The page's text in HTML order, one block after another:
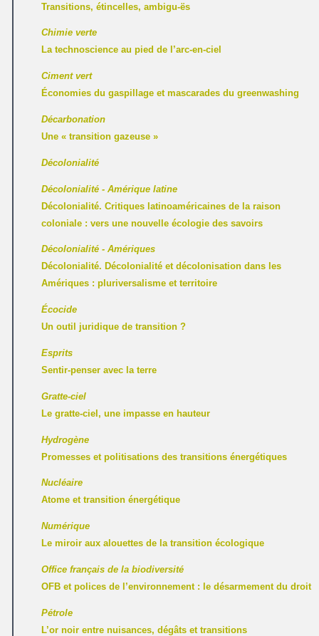
Transitions, étincelles, ambigu-ës
Chimie verte
La technoscience au pied de l’arc-en-ciel
Ciment vert
Économies du gaspillage et mascarades du greenwashing
Décarbonation
Une « transition gazeuse »
Décolonialité
Décolonialité - Amérique latine
Décolonialité. Critiques latinoaméricaines de la raison
coloniale : vers une nouvelle écologie des savoirs
Décolonialité - Amériques
Décolonialité. Décolonialité et décolonisation dans les
Amériques : pluriversalisme et territoire
Écocide
Un outil juridique de transition ?
Esprits
Sentir-penser avec la terre
Gratte-ciel
Le gratte-ciel, une impasse en hauteur
Hydrogène
Promesses et politisations des transitions énergétiques
Nucléaire
Atome et transition énergétique
Numérique
Le miroir aux alouettes de la transition écologique
Office français de la biodiversité
OFB et polices de l’environnement : le désarmement du droit
Pétrole
L’or noir entre nuisances, dégâts et transitions